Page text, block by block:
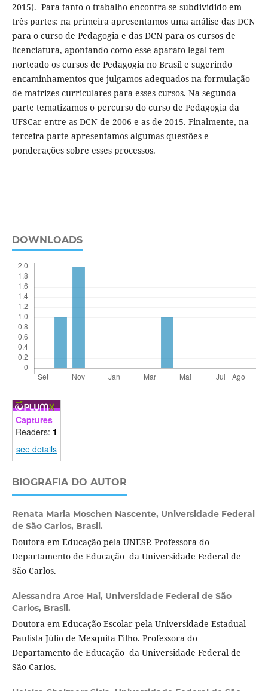
2015). Para tanto o trabalho encontra-se subdividido em
três partes: na primeira apresentamos uma análise das DCN
para o curso de Pedagogia e das DCN para os cursos de
licenciatura, apontando como esse aparato legal tem
norteado os cursos de Pedagogia no Brasil e sugerindo
encaminhamentos que julgamos adequados na formulação
de matrizes curriculares para esses cursos. Na segunda
parte tematizamos o percurso do curso de Pedagogia da
UFSCar entre as DCN de 2006 e as de 2015. Finalmente, na
terceira parte apresentamos algumas questões e
ponderações sobre esses processos.
DOWNLOADS
Captures
Readers: 1
see details
BIOGRAFIA DO AUTOR
Renata Maria Moschen Nascente, Universidade Federal
de São Carlos, Brasil.
Doutora em Educação pela UNESP. Professora do
Departamento de Educação da Universidade Federal de
São Carlos.
Alessandra Arce Hai, Universidade Federal de São
Carlos, Brasil.
Doutora em Educação Escolar pela Universidade Estadual
Paulista Júlio de Mesquita Filho. Professora do
Departamento de Educação da Universidade Federal de
São Carlos.